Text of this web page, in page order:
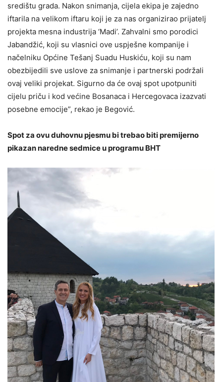
središtu grada. Nakon snimanja, cijela ekipa je zajedno
iftarila na velikom iftaru koji je za nas organizirao prijatelj
projekta mesna industrija ‘Madi’. Zahvalni smo porodici
Jabandžić, koji su vlasnici ove uspješne kompanije i
načelniku Općine Tešanj Suadu Huskiću, koji su nam
obezbijedili sve uslove za snimanje i partnerski podržali
ovaj veliki projekat. Sigurno da će ovaj spot upotpuniti
cijelu priču i kod većine Bosanaca i Hercegovaca izazvati
posebne emocije”, rekao je Begović.
Spot za ovu duhovnu pjesmu bi trebao biti premijerno
pikazan naredne sedmice u programu BHT